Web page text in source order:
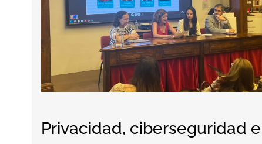
Privacidad, ciberseguridad